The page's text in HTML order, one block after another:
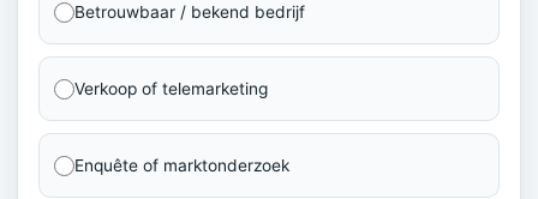
Betrouwbaar / bekend bedrijf
Verkoop of telemarketing
Enquête of marktonderzoek